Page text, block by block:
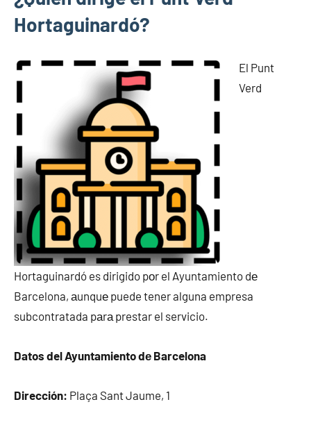
Hortaguinardó?
El Punt
Verd
Hortaguinardó es dirigido pοr el Ayuntamiento dе
Barcelona, аunquе puede tener alguna empresa
subcontratada pаrа prestar el servicio.
Datos del Ayuntamiento dе Barcelona
Dirección: Plaça Sant Jaume, 1